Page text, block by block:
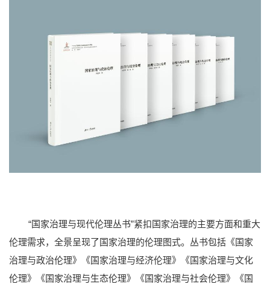
“国家治理与现代伦理丛书”紧扣国家治理的主要方面和重大
伦理需求，全景呈现了国家治理的伦理图式。丛书包括《国家
治理与政治伦理》《国家治理与经济伦理》《国家治理与文化
伦理》《国家治理与生态伦理》《国家治理与社会伦理》《国